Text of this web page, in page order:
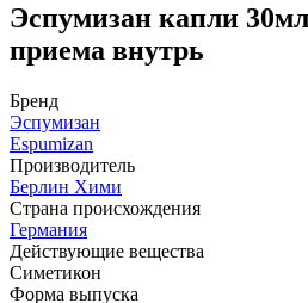
Эспумизан капли
приема внутрь
Бренд
Эспумизан
Espumizan
Производитель
Берлин Хими
Страна происхождения
Германия
Действующие вещества
Симетикон
Форма выпуска